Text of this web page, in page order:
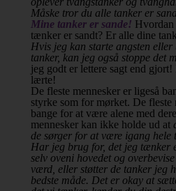
Måske tror du alle tanker er
Mine tanker er sande! Hvordan
tænker er sandt? Er alle dine
Hvis jeg kan starte angsten eller
tanker, kan jeg også stoppe det
jeg godt er lettere sagt end
lærte!
De fleste mennesker er ligeså
styrke som for mørket. De fleste
bange for at være alene med
mennesker kan ikke holde ud at
de sørger for at være igang hele
Har jeg brug for, det jeg tænker
selv oveni hovedet og
værd, eller støtter de tanker jeg
bedste måde. Det er okay at